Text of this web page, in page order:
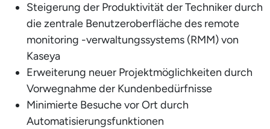
Steigerung der Produktivität der Techniker durch
die zentrale Benutzeroberfläche des remote
monitoring -verwaltungssystems (RMM) von
Kaseya
Erweiterung neuer Projektmöglichkeiten durch
Vorwegnahme der Kundenbedürfnisse
Minimierte Besuche vor Ort durch
Automatisierungsfunktionen